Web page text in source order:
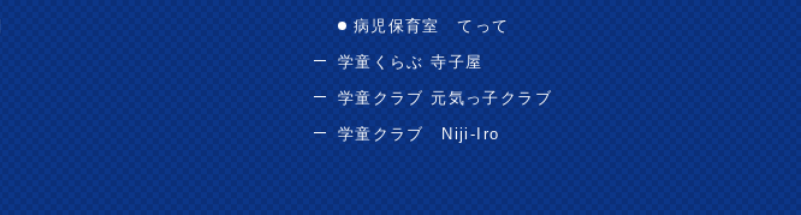
病児保育室 てって
学童くらぶ 寺子屋
学童クラブ 元気っ子クラブ
学童クラブ Niji-Iro